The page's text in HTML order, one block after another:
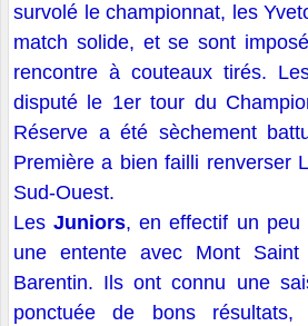
survolé le championnat, les
match solide, et se sont
rencontre à couteaux tirés.
disputé le 1er tour du
Réserve a été sèchement
Première a bien failli renverser
Sud-Ouest.
LesJuniors, en effectif un peu
une entente avec Mont
Barentin. Ils ont connu une
ponctuée de bons